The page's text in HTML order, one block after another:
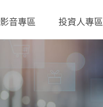
交流-直流
低交流電壓直入
影音專區 投資人專區
股價查詢
歷年股利分派